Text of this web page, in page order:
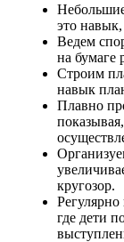
это
Ведем
на бумаге
Строим
навык
Плавно
кругозор.
где дети